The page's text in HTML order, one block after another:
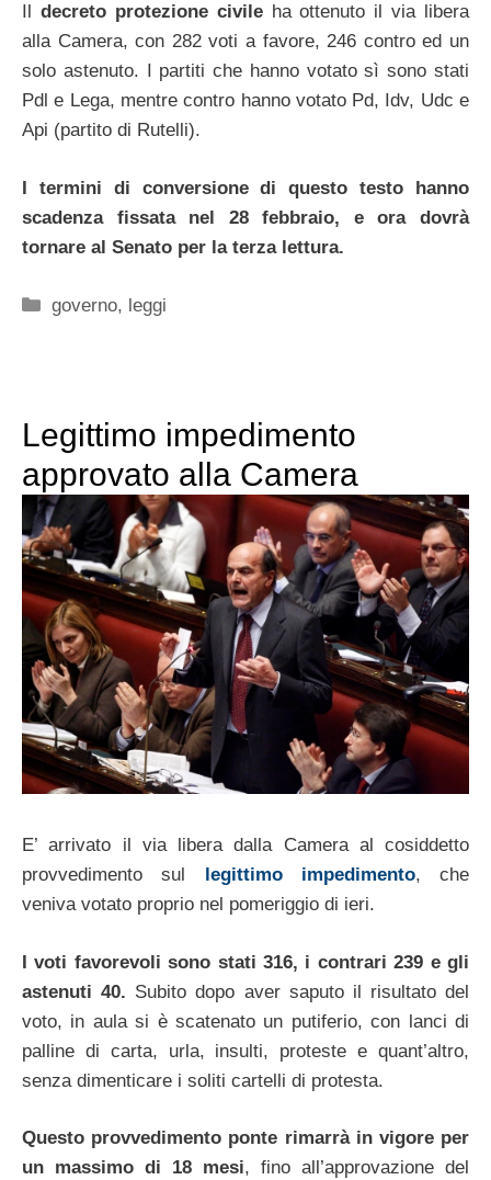
Il decreto protezione civileha ottenuto il via libera
alla Camera, con 282 voti a favore, 246 contro ed un
solo astenuto. I partiti che hanno votato sì sono stati
Pdl e Lega, mentre contro hanno votato Pd, Idv, Udc e
Api (partito di Rutelli).
I termini di conversione di questo testo hanno
scadenza fissata nel 28 febbraio, e ora dovrà
tornare al Senato per la terza lettura.
Categorie
governo, leggi
Legittimo impedimento
approvato alla Camera
E’ arrivato il via libera dalla Camera al cosiddetto
provvedimento sul
legittimo impedimento, che
veniva votato proprio nel pomeriggio di ieri.
I voti favorevoli sono stati 316, i contrari 239 e gli
astenuti 40. Subito dopo aver saputo il risultato del
voto, in aula si è scatenato un putiferio, con lanci di
palline di carta, urla, insulti, proteste e quant’altro,
senza dimenticare i soliti cartelli di protesta.
Questo provvedimento ponte rimarrà in vigore per
un massimo di 18 mesi, fino all’approvazione del